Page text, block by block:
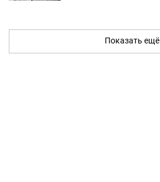
Показать ещё